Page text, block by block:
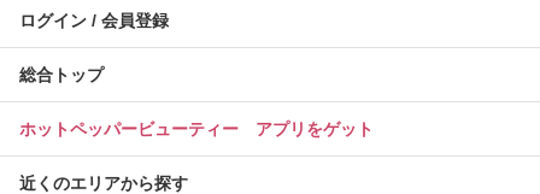
ログイン / 会員登録
総合トップ
ホットペッパービューティー アプリをゲット
近くのエリアから探す